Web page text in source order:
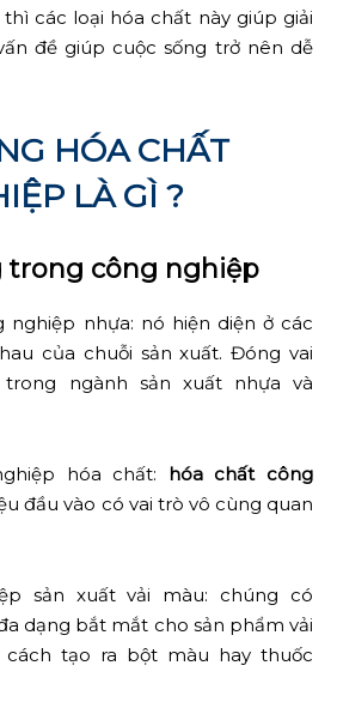
các loại hóa chất này giúp giải
đề giúp cuộc sống trở nên dễ
HÓA CHẤT
LÀ GÌ ?
trong công nghiệp
nghiệp nhựa: nó hiện diện ở các
của chuỗi sản xuất. Đóng vai
ngành sản xuất nhựa và
hóa chất: hóa chất công
đầu vào có vai trò vô cùng quan
sản xuất vải màu: chúng có
dạng bắt mắt cho sản phẩm vải
tạo ra bột màu hay thuốc